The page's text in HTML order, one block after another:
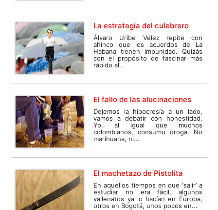
La estrategia del culebrero
Álvaro Uribe Vélez repite con
ahínco que los acuerdos de La
Habana tienen impunidad. Quizás
con el propósito de fascinar más
rápido al...
El fallo de las alucinaciones
Dejemos la hipocresía a un lado,
vamos a debatir con honestidad.
Yo, al igual que muchos
colombianos, consumo droga. No
marihuana, ni...
El machetazo de Pistolita
En aquellos tiempos en que ‘salir’ a
estudiar no era fácil, algunos
vallenatos ya lo hacían en Europa,
otros en Bogotá, unos pocos en...